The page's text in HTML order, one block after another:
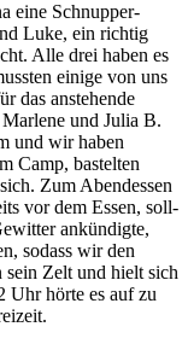
eine Schnup­per­
Luke, ein richtig
Alle drei haben es
einige von uns
das anste­hende
und Julia B.
und wir haben
Camp, bastel­ten
Zum Aben­dessen
vor dem Essen, soll­
ankündigte,
sodass wir den
sein Zelt und hielt sich
Uhr hörte es auf zu